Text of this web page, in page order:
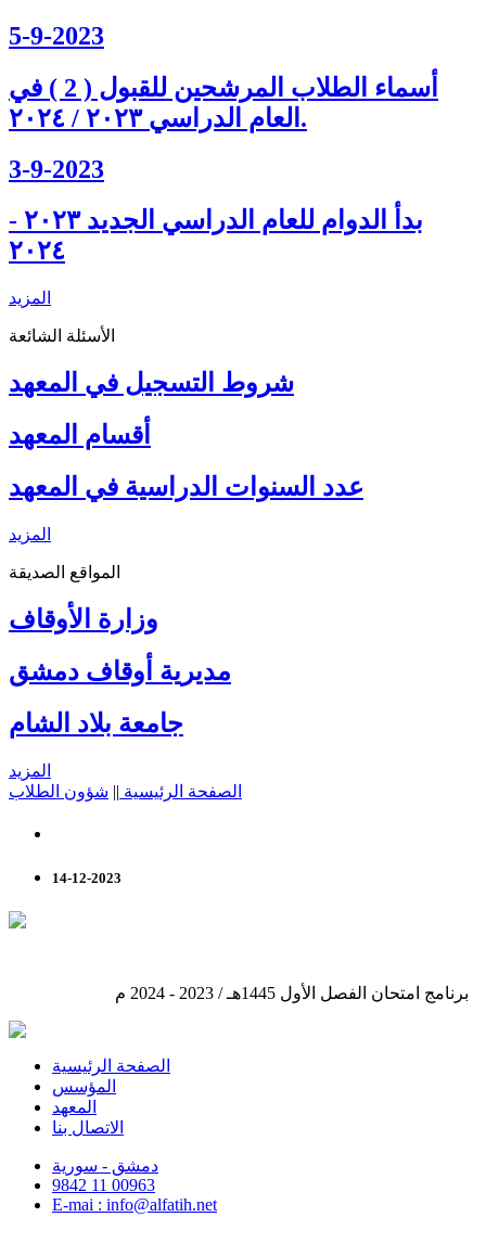
5-9-2023
أسماء الطلاب المرشحين للقبول ( 2 ) في
العام الدراسي ٢٠٢٣ / ٢٠٢٤.
3-9-2023
بدأ الدوام للعام الدراسي الجديد ٢٠٢٣ -
٢٠٢٤
المزيد
الأسئلة الشائعة
شروط التسجيل في المعهد
أقسام المعهد
عدد السنوات الدراسية في المعهد
المزيد
المواقع الصديقة
وزارة الأوقاف
مديرية أوقاف دمشق
جامعة بلاد الشام
المزيد
الصفحة الرئيسية || شؤون الطلاب
14-12-2023
الصفحة الرئيسية
المؤسس
المعهد
الاتصال بنا
دمشق - سورية
9842 11 00963
E-mai : info@alfatih.net